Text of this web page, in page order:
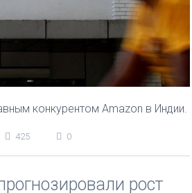
конкурентом Amazon в Индии.
425 0
рост